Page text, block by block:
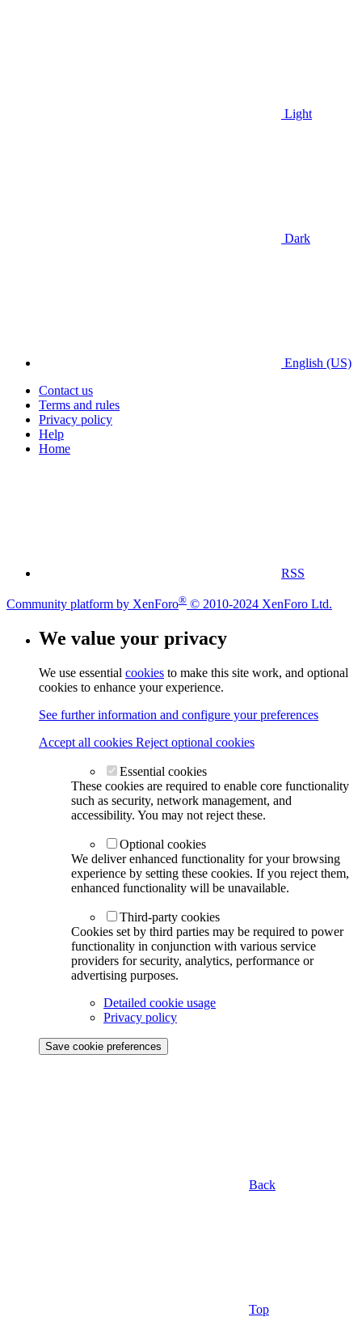
Light
Dark
English (US)
Contact us
Terms and rules
Privacy policy
Help
Home
RSS
Community platform by XenForo® © 2010-2024 XenForo Ltd.
We value your privacy
We use essential cookies to make this site work, and optional
cookies to enhance your experience.
See further information and configure your preferences
Accept all cookies Reject optional cookies
Essential cookies
These cookies are required to enable core functionality
such as security, network management, and
accessibility. You may not reject these.
Optional cookies
We deliver enhanced functionality for your browsing
experience by setting these cookies. If you reject them,
enhanced functionality will be unavailable.
Third-party cookies
Cookies set by third parties may be required to power
functionality in conjunction with various service
providers for security, analytics, performance or
advertising purposes.
Detailed cookie usage
Privacy policy
Save cookie preferences
Back
Top